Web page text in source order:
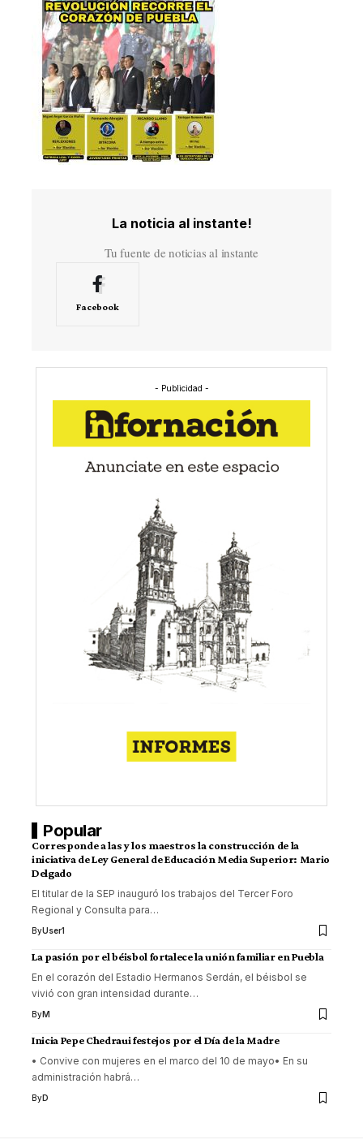
La noticia al instante!
Tu fuente de noticias al instante
Facebook
- Publicidad -
Popular
Corresponde a las y los maestros la construcción de la
iniciativa de Ley General de Educación Media Superior: Mario
Delgado
El titular de la SEP inauguró los trabajos del Tercer Foro
Regional y Consulta para…
ByUser1
La pasión por el béisbol fortalece la unión familiar en Puebla
En el corazón del Estadio Hermanos Serdán, el béisbol se
vivió con gran intensidad durante…
ByM
Inicia Pepe Chedraui festejos por el Día de la Madre
• Convive con mujeres en el marco del 10 de mayo• En su
administración habrá…
ByD